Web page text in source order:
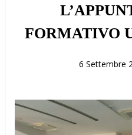
FORMATIVO
6 Settembre